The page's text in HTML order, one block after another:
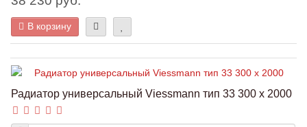
В корзину
Радиатор универсальный Viessmann тип 33 300 x 2000